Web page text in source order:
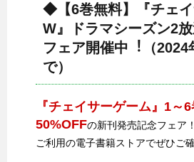
◆【6巻無料】『チェ
W』ドラマシーズン2
フェア開催中︕（2024
で）
『チェイサーゲーム』1～
50%OFFの新刊発売記念フェア！
ご利用の電子書籍ストアでぜひご